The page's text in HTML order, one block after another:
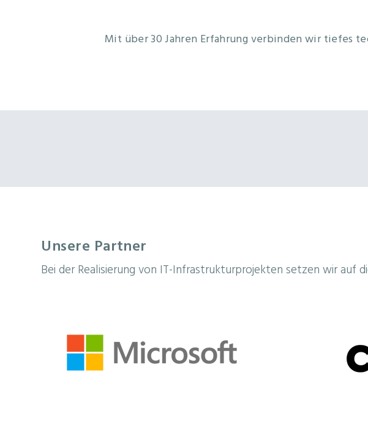
Mit über 30 Jahren Erfahrung verbinden wir tiefes
Unsere Partner
Bei der Realisierung von IT-Infrastrukturprojekten setzen wir auf